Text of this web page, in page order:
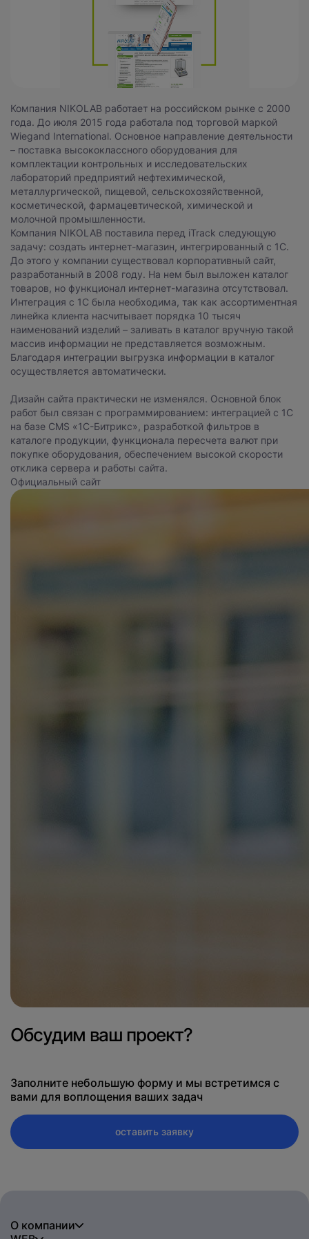
Компания NIKOLAB работает на российском рынке с 2000
года. До июля 2015 года работала под торговой маркой
Wiegand International. Основное направление деятельности
– поставка высококлассного оборудования для
комплектации контрольных и исследовательских
лабораторий предприятий нефтехимической,
металлургической, пищевой, сельскохозяйственной,
косметической, фармацевтической, химической и
молочной промышленности.
Компания NIKOLAB поставила перед iTrack следующую
задачу: создать интернет-магазин, интегрированный с 1С.
До этого у компании существовал корпоративный сайт,
разработанный в 2008 году. На нем был выложен каталог
товаров, но функционал интернет-магазина отсутствовал.
Интеграция с 1С была необходима, так как ассортиментная
линейка клиента насчитывает порядка 10 тысяч
наименований изделий – заливать в каталог вручную такой
массив информации не представляется возможным.
Благодаря интеграции выгрузка информации в каталог
осуществляется автоматически.
Дизайн сайта практически не изменялся. Основной блок
работ был связан с программированием: интеграцией с 1С
на базе CMS «1С-Битрикс», разработкой фильтров в
каталоге продукции, функционала пересчета валют при
покупке оборудования, обеспечением высокой скорости
отклика сервера и работы сайта.
Официальный сайт
Обсудим ваш проект?
Заполните небольшую форму и мы встретимся с
вами для воплощения ваших задач
оставить заявку
О компании
Нажимая на кнопку, вы даетесогласие на обработку
персональных данныхи соглашаетесь с
политикой конфиденциальности .
оставить заявку